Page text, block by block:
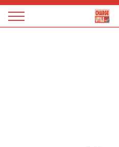
Magazine
Panneau de gestion des cookies